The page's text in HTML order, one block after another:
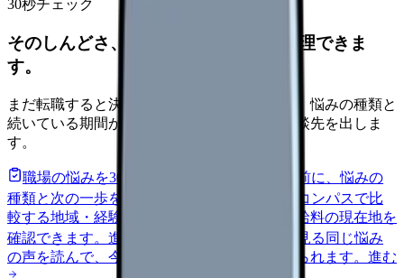
30秒チェック
そのしんどさ、転職すべきサインか整理できま
す。
まだ転職すると決めていなくても大丈夫です。悩みの種類と
続いている期間から、次に見るべき記事と相談先を出しま
す。
職場の悩みを30秒で診断
辞めるべきか迷う前に、悩みの
種類と次の一歩を整理します。
給料コンパスで比
較する地域・経験年数・施設形態から、今の給料の現在地を
確認できます。 進む 匿名掲示板で本音を見る 同じ悩み
の声を読んで、今の職場だけの問題か確かめられます。 進む